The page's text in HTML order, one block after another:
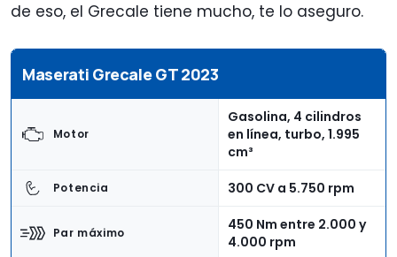
de eso, el Grecale tiene mucho, te lo aseguro.
Maserati Grecale GT 2023
Motor
Gasolina, 4 cilindros
en línea, turbo, 1.995
cm³
Potencia 300 CV a 5.750 rpm
Par máximo
450 Nm entre 2.000 y
4.000 rpm